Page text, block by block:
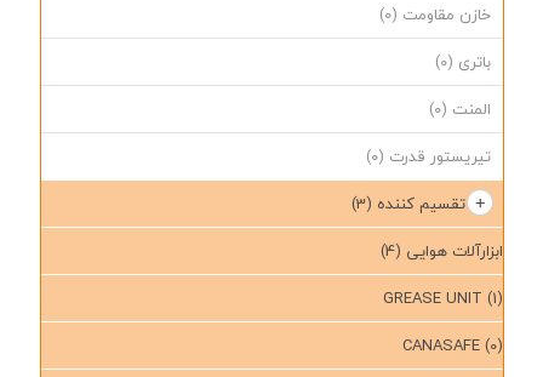
خازن مقاومت (0)
باتری (0)
المنت (0)
تیریستور قدرت (0)
تقسیم کننده (3)
ابزارآلات هوایی (4)
GREASE UNIT (1)
CANASAFE(0)